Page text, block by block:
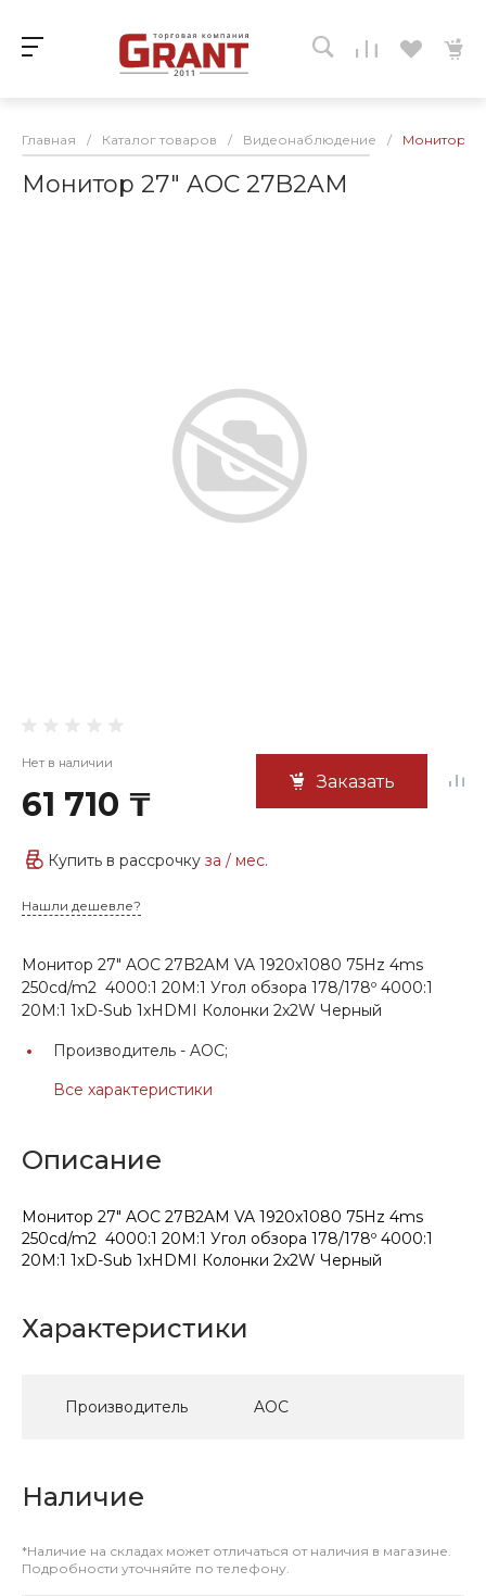
Главная / Каталог товаров / Видеонаблюдение / Монитор
Монитор 27" AOC 27B2AM
Нет в наличии
61 710 ₸
Заказать
Купить в рассрочку за / мес.
Нашли дешевле?
Монитор 27" AOC 27B2AM VA 1920x1080 75Hz 4ms
250cd/m2 4000:1 20M:1 Угол обзора 178/178º 4000:1
20M:1 1xD-Sub 1xHDMI Колонки 2x2W Черный
Производитель - AOC;
Все характеристики
Описание
Монитор 27" AOC 27B2AM VA 1920x1080 75Hz 4ms
250cd/m2 4000:1 20M:1 Угол обзора 178/178º 4000:1
20M:1 1xD-Sub 1xHDMI Колонки 2x2W Черный
Характеристики
Производитель AOC
Наличие
*Наличие на складах может отличаться от наличия в магазине.
Подробности уточняйте по телефону.